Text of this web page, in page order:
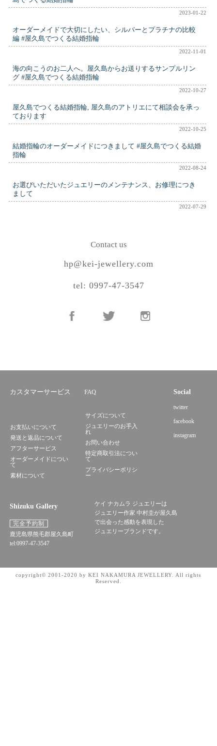
2023-01-22
オーダーメイドで大切にしたい、シルバーとプラチナの比較
編 #屋久島でつくる結婚指輪
2022-11-01
海の向こうのお二人へ。屋久島からお送りするサンプルリン
グ #屋久島でつくる結婚指輪
2022-10-27
屋久島でつくる結婚指輪, 屋久島のアトリエにて相談会を承っ
ております
2022-10-25
結婚指輪のオーダーメイドにつきまして #屋久島でつくる結婚
指輪
2022-08-24
お選びいただいたジュエリーのメンテナンス、お修理につき
まして
2022-07-29
Contact us
hp@kei-jewellery.com
tel: 0997-47-3547
カスタマーサービス FAQ
お支払いについて
発送と返品について
アフターサービス
オーダーメイドについ
て
素材について
サイズについて
ジュエリーのお手入
れ
お問い合わせ
特定商取引法につい
て
プライバシーポリシ
ー
Social
twitter
facebook
instagram
Shizuku Gallery
完全予約制
鹿児島県熊毛郡屋久島町
tel:0997-47-3547
ケイ ナカムラ ジュエリーは
ジュエリー作家 中村圭が屋久島
で出会った感動を表現した
ジュエリーブランドです。
copyright© 2001-2020 by KEI NAKAMURA JEWELLERY. All rights
Reserved.